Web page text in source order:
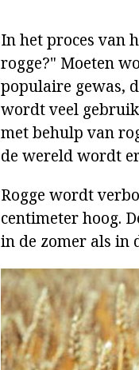
In het proces van
rogge?" Moeten
populaire gewas,
wordt veel
met behulp van
de wereld wordt
Rogge wordt
centimeter hoog.
in de zomer als in